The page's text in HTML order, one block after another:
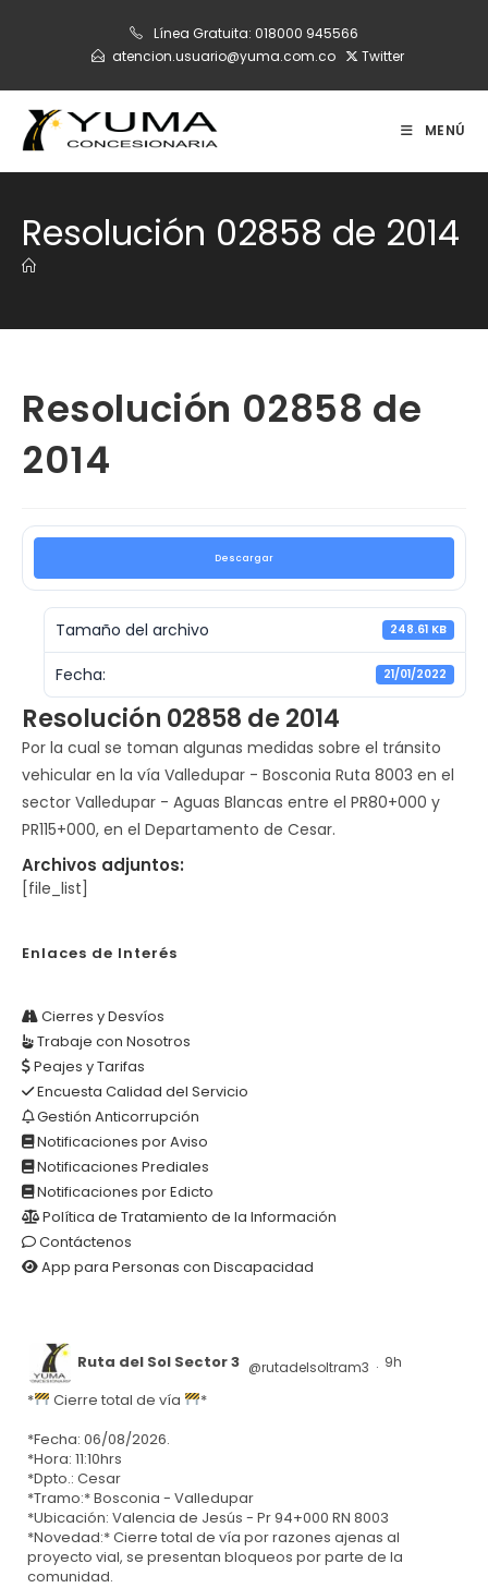
Línea Gratuita: 018000 945566
atencion.usuario@yuma.com.co
Twitter
MENÚ
Resolución 02858 de 2014
Resolución 02858 de
2014
Descargar
Tamaño del archivo 248.61 KB
Fecha: 21/01/2022
Resolución 02858 de 2014
Por la cual se toman algunas medidas sobre el tránsito
vehicular en la vía Valledupar - Bosconia Ruta 8003 en el
sector Valledupar - Aguas Blancas entre el PR80+000 y
PR115+000, en el Departamento de Cesar.
Archivos adjuntos:
[file_list]
Enlaces de Interés
Cierres y Desvíos
Trabaje con Nosotros
Peajes y Tarifas
Encuesta Calidad del Servicio
Gestión Anticorrupción
Notificaciones por Aviso
Notificaciones Prediales
Notificaciones por Edicto
Política de Tratamiento de la Información
Contáctenos
App para Personas con Discapacidad
Ruta del Sol Sector 3 @rutadelsoltram3 · 9h
* Cierre total de vía
*
*Fecha: 06/08/2026.
*Hora: 11:10hrs
*Dpto.: Cesar
*Tramo:* Bosconia - Valledupar
*Ubicación: Valencia de Jesús - Pr 94+000 RN 8003
*Novedad:* Cierre total de vía por razones ajenas al
proyecto vial, se presentan bloqueos por parte de la
comunidad.